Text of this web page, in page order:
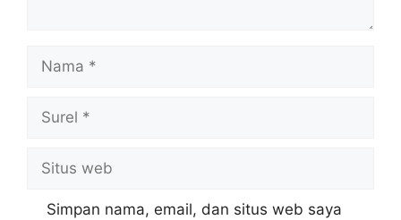
Nama
Surel
Situs
web
Simpan nama, email, dan situs web saya